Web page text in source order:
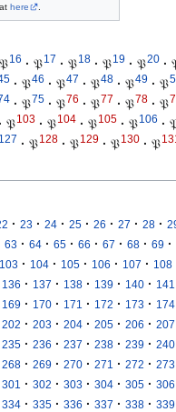
here .
𝔓16 · 𝔓17 · 𝔓18 · 𝔓19 · 𝔓20 ·
· 𝔓46 · 𝔓47 · 𝔓48 · 𝔓49 · 𝔓
· 𝔓75 · 𝔓76 · 𝔓77 · 𝔓78 · 𝔓
· 𝔓103 · 𝔓104 · 𝔓105 · 𝔓106 ·
127 · 𝔓128 · 𝔓129 · 𝔓130 · 𝔓131
· 23 · 24 · 25 · 26 · 27 · 28 ·
63 · 64 · 65 · 66 · 67 · 68 · 69 ·
103 · 104 · 105 · 106 · 107 · 108
136 · 137 · 138 · 139 · 140 · 141
169 · 170 · 171 · 172 · 173 · 174
202 · 203 · 204 · 205 · 206 · 207
235 · 236 · 237 · 238 · 239 · 240
268 · 269 · 270 · 271 · 272 · 273
301 · 302 · 303 · 304 · 305 · 306
334 · 335 · 336 · 337 · 338 · 339